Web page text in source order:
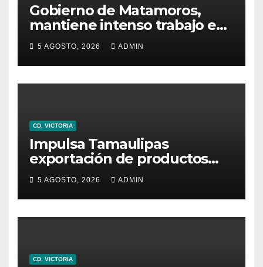
Gobierno de Matamoros,
mantiene intenso trabajo en
territorio
5 AGOSTO, 2026 ADMIN
CD. VICTORIA
Impulsa Tamaulipas
exportación de productos
locales con programa “De
Tamaulipas para Texas,
exportar también es para ti”
5 AGOSTO, 2026 ADMIN
CD. VICTORIA